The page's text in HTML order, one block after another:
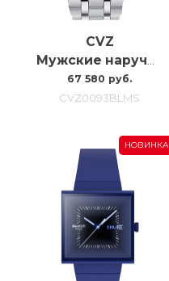
CVZ
67 580 руб.
CVZ0093BLMS
НОВИНКА